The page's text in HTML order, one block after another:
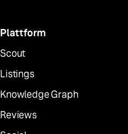
Plattform
Scout
Listings
Knowledge Graph
Reviews